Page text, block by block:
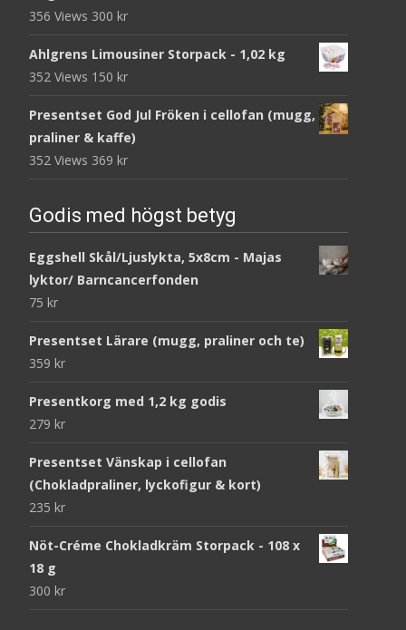
356 Views 300 kr
Ahlgrens Limousiner Storpack - 1,02 kg
352 Views 150 kr
Presentset God Jul Fröken i cellofan (mugg,
praliner & kaffe)
352 Views 369 kr
Godis med högst betyg
Eggshell Skål/Ljuslykta, 5x8cm - Majas
lyktor/ Barncancerfonden
75 kr
Presentset Lärare (mugg, praliner och te)
359 kr
Presentkorg med 1,2 kg godis
279 kr
Presentset Vänskap i cellofan
(Chokladpraliner, lyckofigur & kort)
235 kr
Nöt-Créme Chokladkräm Storpack - 108 x
18 g
300 kr